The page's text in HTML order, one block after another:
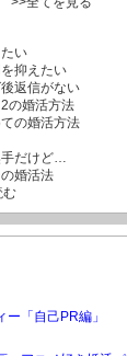
い
抑えたい
返信がない
の婚活方法
の婚活方法
だけど…
婚活法
む
「自己PR編」